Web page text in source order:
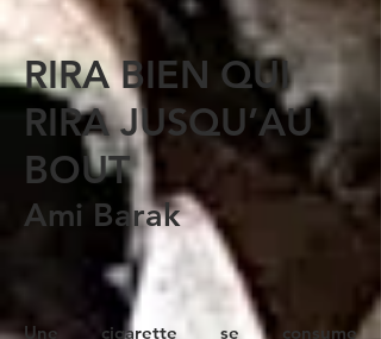
RIRA BIEN QUI
RIRA JUSQU’AU
BOUT
Ami Barak
Une cigarette se consume